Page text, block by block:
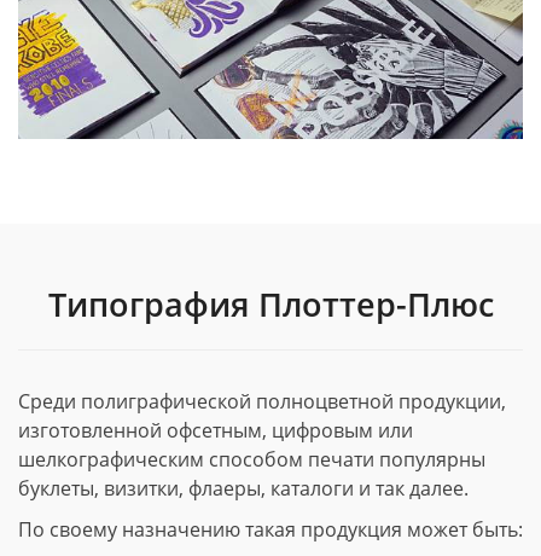
Типография Плоттер-Плюс
Среди полиграфической полноцветной продукции,
изготовленной офсетным, цифровым или
шелкографическим способом печати популярны
буклеты, визитки, флаеры, каталоги и так далее.
По своему назначению такая продукция может быть: